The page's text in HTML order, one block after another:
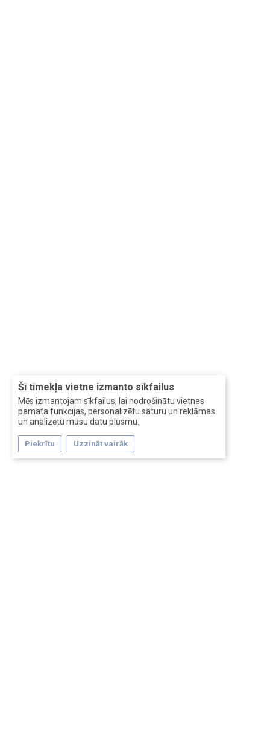
Šī tīmekļa vietne izmanto sīkfailus
Mēs izmantojam sīkfailus, lai nodrošinātu vietnes
pamata funkcijas, personalizētu saturu un reklāmas
un analizētu mūsu datu plūsmu.
Piekrītu Uzzināt vairāk